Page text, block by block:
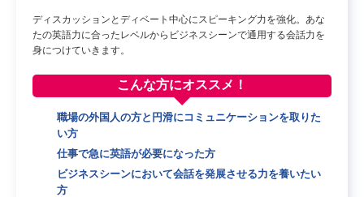
ディスカッションとディベート中心にスピーキング力を強化。あな
たの英語力に合ったレベルからビジネスシーンで通用する会話力を
身につけていきます。
こんな方にオススメ！
職場の外国人の方と円滑にコミュニケーションを取りた
い方
仕事で急に英語が必要になった方
ビジネスシーンにおいて会話を発展させる力を養いたい
方